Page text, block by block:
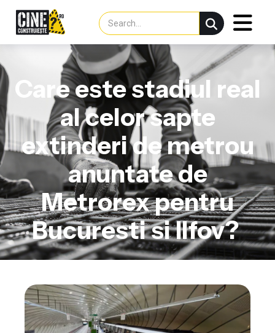
Care este stadiul real
al celor sapte
extinderi de metrou
anuntate de
Metrorex pentru
Bucuresti si Ilfov?